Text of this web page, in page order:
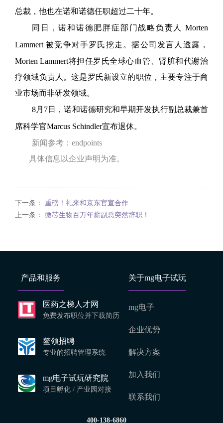
总裁，他也在诺和诺德任职超过二十年。
同日，诺和诺德肥胖症部门战略负责人 Morten
Lammert 被竞争对手罗氏挖走。据公司发言人透露 ，
Morten Lammert将担任罗氏全球心血管、肾脏和代谢治
疗领域负责人。这是罗氏新设立的职位，主要专注于商
业市场而非研发领域。
8月7日，诺和诺德研究和早期开发执行副总裁兼首
席科学官Marcus Schindler宣布退休。
新闻参考：endpoints
具体信息以企业声明为准。
下一条： 重磅！礼来和京东官宣合作
上一条： 微芯生物百万年薪副总突然辞职！
产品和服务
医药之梯人才网
免费发布职位并下载简历
鳌领招聘
专业的招聘管理系统
mg电子试玩研究院
项目孵化 / 产业园对接
关于mg电子试玩
mg电子
企业优势
解决方案
加入我们
联系我们
400-138-6860